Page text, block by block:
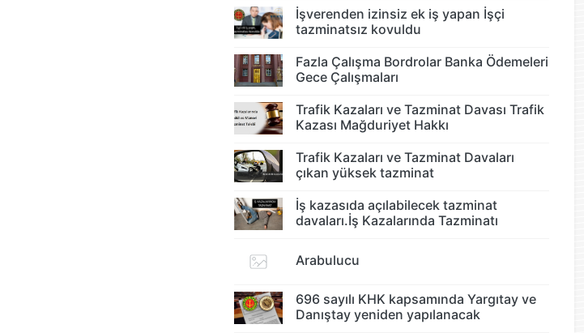
İşverenden izinsiz ek iş yapan İşçi
tazminatsız kovuldu
Fazla Çalışma Bordrolar Banka Ödemeleri
Gece Çalışmaları
Trafik Kazaları ve Tazminat Davası Trafik
Kazası Mağduriyet Hakkı
Trafik Kazaları ve Tazminat Davaları
çıkan yüksek tazminat
İş kazasıda açılabilecek tazminat
davaları.İş Kazalarında Tazminatı
Arabulucu
696 sayılı KHK kapsamında Yargıtay ve
Danıştay yeniden yapılanacak